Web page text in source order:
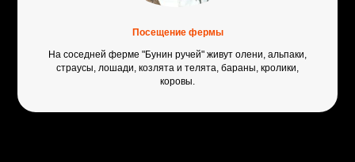
Посещение фермы
На соседней ферме "Бунин ручей" живут олени, альпаки,
страусы, лошади, козлята и телята, бараны, кролики,
коровы.